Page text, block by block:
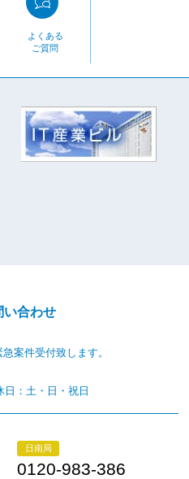
よくある
ご質問
い合わせ
案件受付致します。
日：土・日・祝日
日南局
0120-983-386